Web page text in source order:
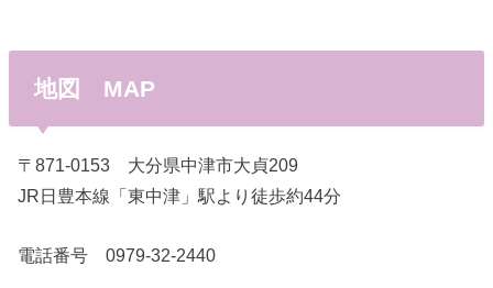
地図 MAP
〒871-0153 大分県中津市大貞209
JR日豊本線「東中津」駅より徒歩約44分
電話番号 0979-32-2440